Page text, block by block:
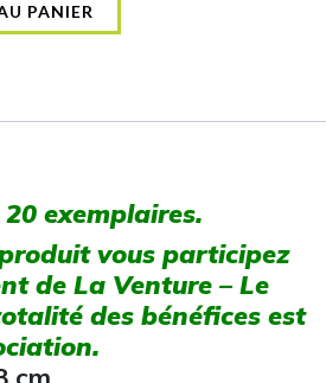
PANIER
exemplaires.
vous participez
de La Venture – Le
des bénéfices est